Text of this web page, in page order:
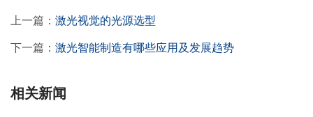
上一篇： 激光视觉的光源选型
下一篇： 激光智能制造有哪些应用及发展趋势
相关新闻